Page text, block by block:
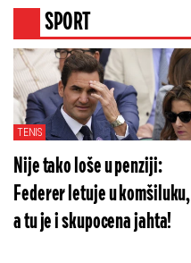
SPORT
TENIS
Nije tako loše u penziji:
Federer letuje u komšiluku,
a tu je i skupocena jahta!